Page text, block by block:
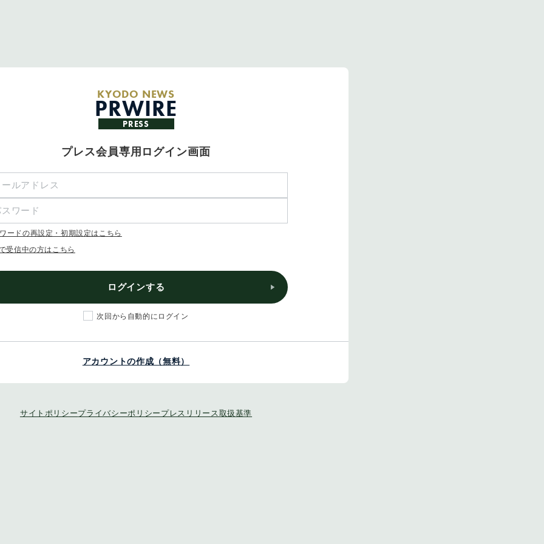
KYODO NEWS
PRWIRE
PRESS
プレス会員専用ログイン画面
ードの再設定・初期設定はこちら
受信中の方はこちら
ログインする
次回から自動的にログイン
アカウントの作成（無料）
サイトポリシープライバシーポリシー プレスリリース取扱基準